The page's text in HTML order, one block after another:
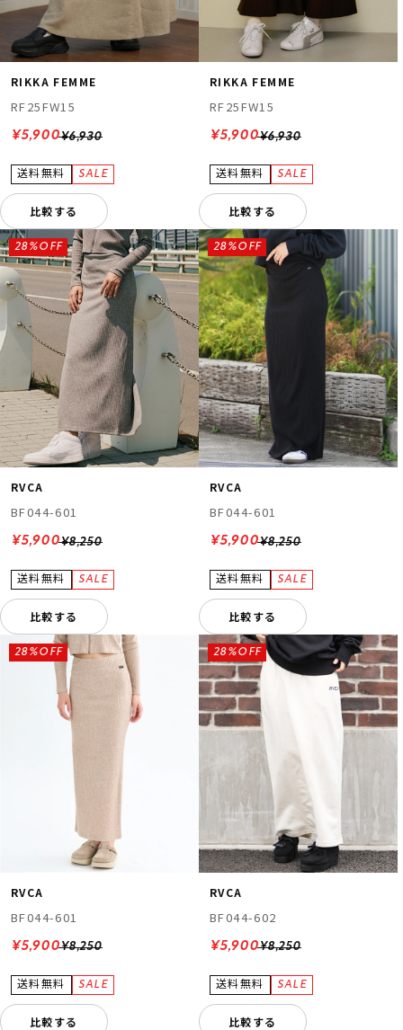
RIKKA FEMME
RF25FW15
¥6,930
¥5,900
比較する
RIKKA FEMME
RF25FW15
¥6,930
¥5,900
比較する
RVCA
BF044-601
¥8,250
28%OFF
¥5,900
比較する
RVCA
BF044-601
¥8,250
28%OFF
¥5,900
比較する
RVCA
BF044-601
¥8,250
28%OFF
¥5,900
比較する
RVCA
BF044-602
¥8,250
28%OFF
¥5,900
比較する